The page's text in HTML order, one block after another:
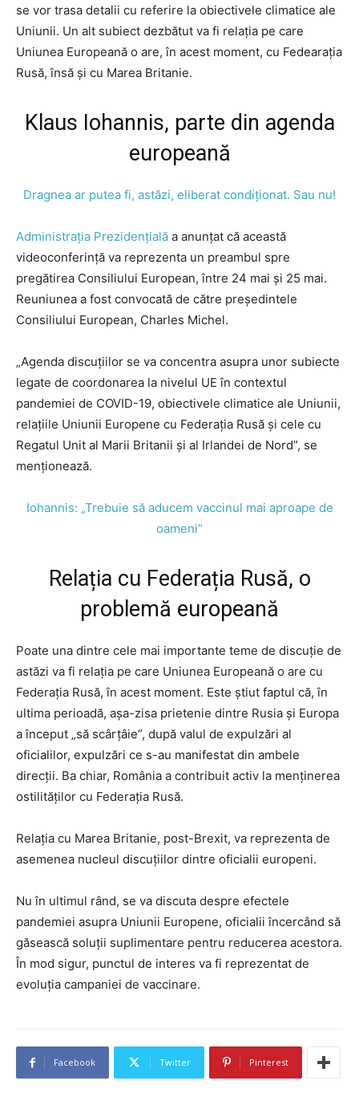
se vor trasa detalii cu referire la obiectivele climatice ale
Uniunii. Un alt subiect dezbătut va fi relația pe care
Uniunea Europeană o are, în acest moment, cu Fedearația
Rusă, însă și cu Marea Britanie.
Klaus Iohannis, parte din agenda
europeană
Dragnea ar putea fi, astăzi, eliberat condiționat. Sau nu!
Administrația Prezidențială a anunțat că această
videoconferință va reprezenta un preambul spre
pregătirea Consiliului European, între 24 mai și 25 mai.
Reuniunea a fost convocată de către preşedintele
Consiliului European, Charles Michel.
„Agenda discuţiilor se va concentra asupra unor subiecte
legate de coordonarea la nivelul UE în contextul
pandemiei de COVID-19, obiectivele climatice ale Uniunii,
relaţiile Uniunii Europene cu Federaţia Rusă şi cele cu
Regatul Unit al Marii Britanii şi al Irlandei de Nord”, se
menționează.
Iohannis: „Trebuie să aducem vaccinul mai aproape de
oameni”
Relația cu Federația Rusă, o
problemă europeană
Poate una dintre cele mai importante teme de discuție de
astăzi va fi relația pe care Uniunea Europeană o are cu
Federația Rusă, în acest moment. Este știut faptul că, în
ultima perioadă, așa-zisa prietenie dintre Rusia și Europa
a început „să scârțâie”, după valul de expulzări al
oficialilor, expulzări ce s-au manifestat din ambele
direcții. Ba chiar, România a contribuit activ la menținerea
ostilităților cu Federația Rusă.
Relația cu Marea Britanie, post-Brexit, va reprezenta de
asemenea nucleul discuțiilor dintre oficialii europeni.
Nu în ultimul rând, se va discuta despre efectele
pandemiei asupra Uniunii Europene, oficialii încercând să
găsească soluții suplimentare pentru reducerea acestora.
În mod sigur, punctul de interes va fi reprezentat de
evoluția campaniei de vaccinare.
Facebook Twitter Pinterest